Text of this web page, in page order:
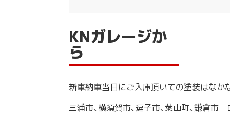
KNガレージか
ら
新車納車当日にご入庫頂いての塗装はなか
三浦市、横須賀市、逗子市、葉山町、鎌倉